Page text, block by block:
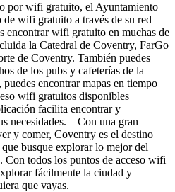
por wifi gratuito, el Ayuntamiento
wifi gratuito a través de su red
encontrar wifi gratuito en muchas de
la Catedral de Coventry, FarGo
de Coventry. También puedes
de los pubs y cafeterías de la
encontrar mapas en tiempo
wifi gratuitos disponibles
facilita encontrar y
necesidades. Con una gran
y comer, Coventry es el destino
busque explorar lo mejor del
todos los puntos de acceso wifi
fácilmente la ciudad y
que vayas.